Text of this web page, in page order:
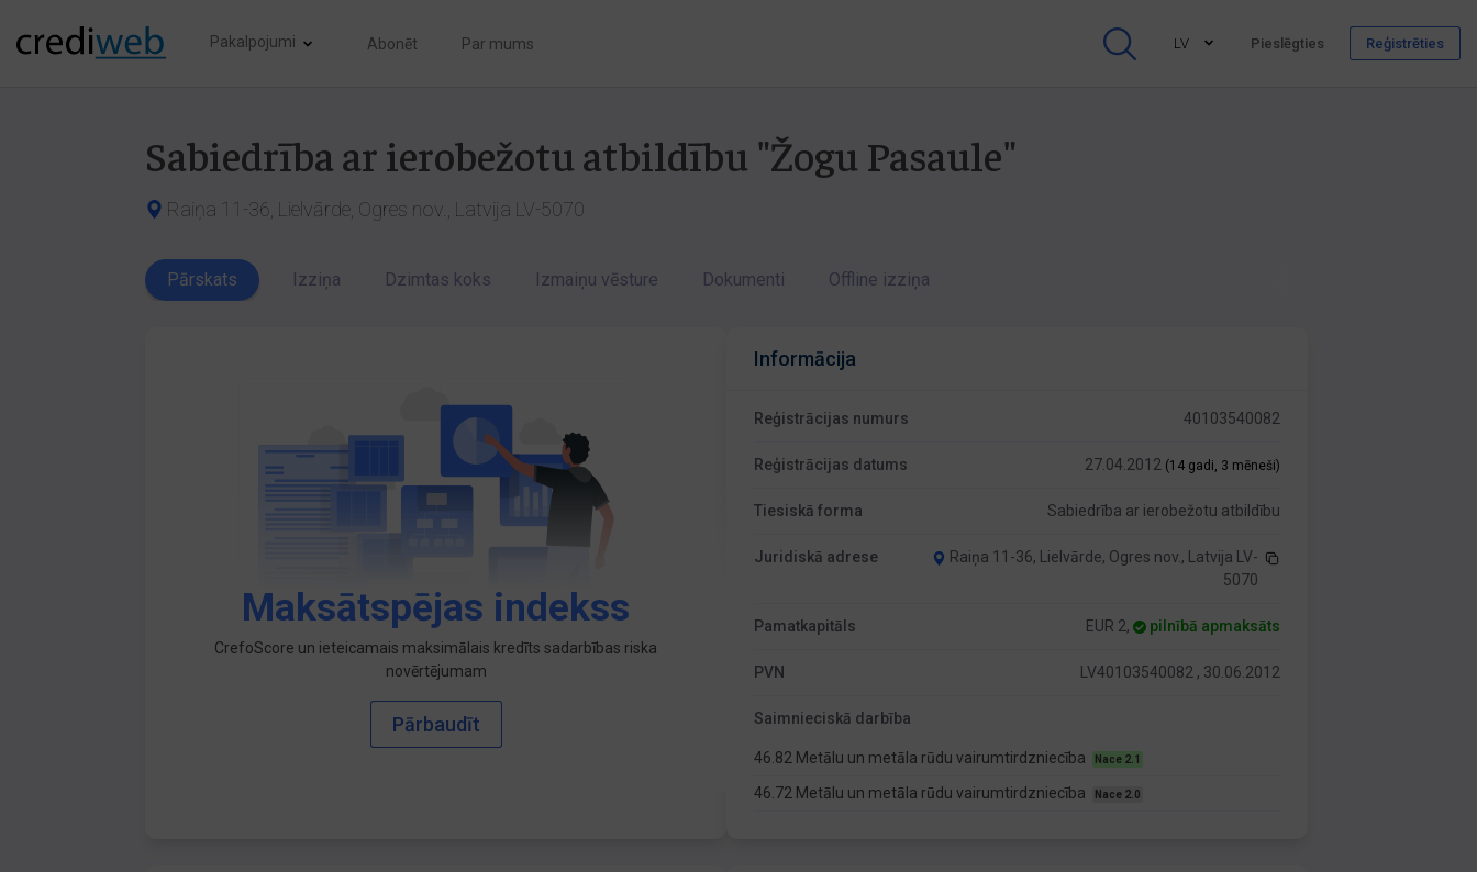
Pakalpojumi Abonēt Par mums LV Pieslēgties Reģistrēties
Sabiedrība ar ierobežotu atbildību "Žogu Pasaule"
Raiņa 11-36, Lielvārde, Ogres nov., Latvija LV-5070
Pārskats Izziņa Dzimtas koks Izmaiņu vēsture Dokumenti Offline izziņa
Maksātspējas indekss
CrefoScore un ieteicamais maksimālais kredīts sadarbības riska
novērtējumam
Pārbaudīt
Informācija
Reģistrācijas numurs 40103540082
Reģistrācijas datums 27.04.2012 (14 gadi, 3 mēneši)
Tiesiskā forma Sabiedrība ar ierobežotu atbildību
Juridiskā adrese
Raiņa 11-36, Lielvārde, Ogres nov., Latvija LV-
5070
Pamatkapitāls EUR 2, pilnībā apmaksāts
PVN LV40103540082 , 30.06.2012
Saimnieciskā darbība
46.82 Metālu un metāla rūdu vairumtirdzniecība Nace 2.1
46.72 Metālu un metāla rūdu vairumtirdzniecība Nace 2.0